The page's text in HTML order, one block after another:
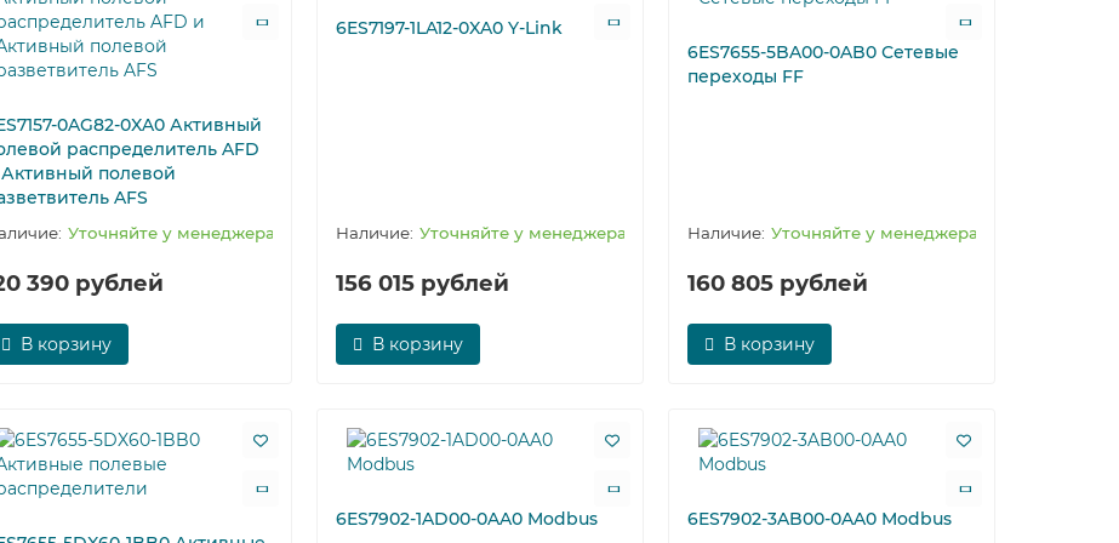
0AG82-0XA0 Активный
распределитель AFD
полевой
AFS
Уточняйте у менеджера
390 рублей
В корзину
6ES7197-1LA12-0XA0 Y-Link
Уточняйте у менеджера
156 015 рублей
В корзину
6ES7655-5BA00-0AB0 Сетевые
переходы FF
Уточняйте у менеджера
160 805 рублей
В корзину
6ES7902-1AD00-0AA0 Modbus 6ES7902-3AB00-0AA0 Modbus